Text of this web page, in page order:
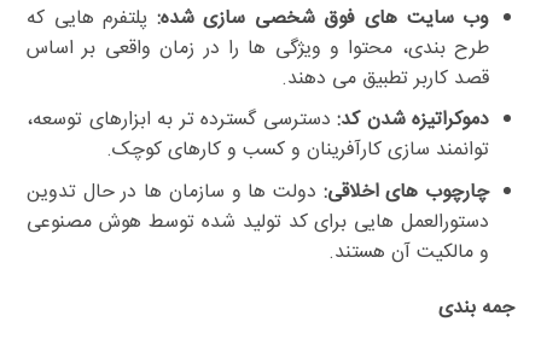
وب سایت های فوق شخصی سازی شده: پلتفرم هایی که
طرح بندی، محتوا و ویژگی ها را در زمان واقعی بر اساس
قصد کاربر تطبیق می دهند.
دموکراتیزه شدن کد:دسترسی گسترده تر به ابزارهای توسعه،
توانمند سازی کارآفرینان و کسب و کارهای کوچک.
چارچوب های اخلاقی: دولت ها و سازمان ها در حال تدوین
دستورالعمل هایی برای کد تولید شده توسط هوش مصنوعی
و مالکیت آن هستند.
جمه بندی